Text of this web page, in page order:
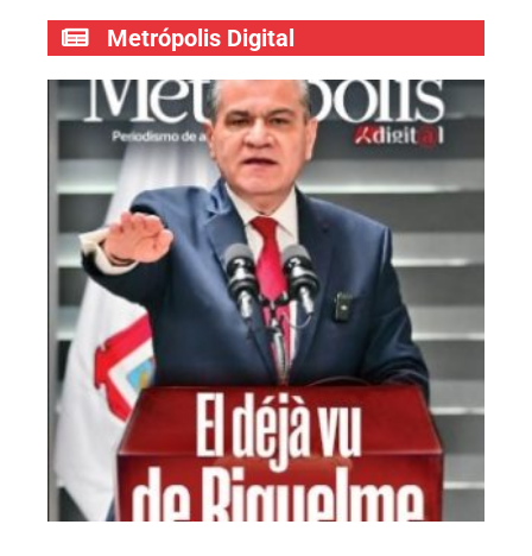
Metrópolis Digital